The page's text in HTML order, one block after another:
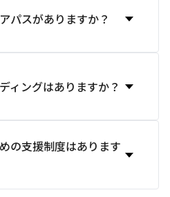
パスがありますか？
ィングはありますか？
の支援制度はあります